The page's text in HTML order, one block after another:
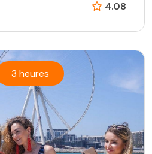
4.08
3 heures